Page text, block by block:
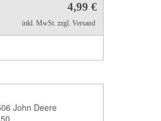
4,99 €
inkl. MwSt. zzgl. Versand